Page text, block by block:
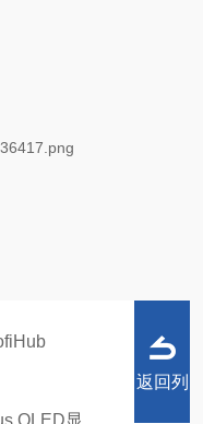
OLED显
返回列